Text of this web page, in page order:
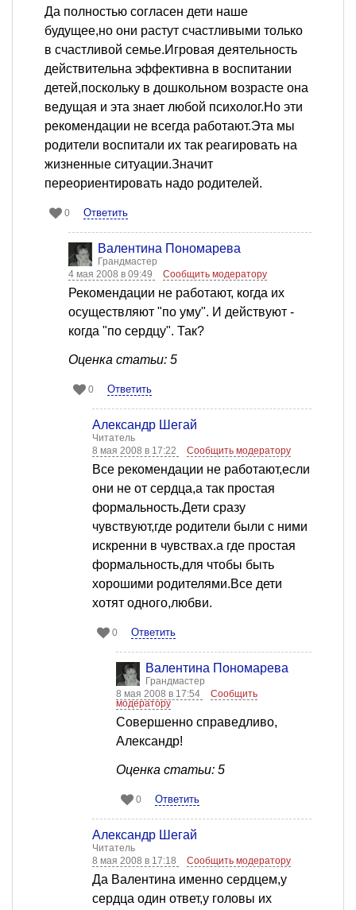
Да полностью согласен дети наше
будущее,но они растут счастливыми только
в счастливой семье.Игровая деятельность
действительна эффективна в воспитании
детей,поскольку в дошкольном возрасте она
ведущая и эта знает любой психолог.Но эти
рекомендации не всегда работают.Эта мы
родители воспитали их так реагировать на
жизненные ситуации.Значит
переориентировать надо родителей.
0 Ответить
Валентина Пономарева
Грандмастер
4 мая 2008 в 09:49
Сообщить модератору
Рекомендации не работают, когда их
осуществляют "по уму". И действуют -
когда "по сердцу". Так?
Оценка статьи: 5
0 Ответить
Александр Шегай
Читатель
8 мая 2008 в 17:22
Сообщить модератору
Все рекомендации не работают,если
они не от сердца,а так простая
формальность.Дети сразу
чувствуют,где родители были с ними
искренни в чувствах.а где простая
формальность,для чтобы быть
хорошими родителями.Все дети
хотят одного,любви.
0 Ответить
Валентина Пономарева
Грандмастер
8 мая 2008 в 17:54
Сообщить
модератору
Совершенно справедливо,
Александр!
Оценка статьи: 5
0 Ответить
Александр Шегай
Читатель
8 мая 2008 в 17:18
Сообщить модератору
Да Валентина именно сердцем,у
сердца один ответ,у головы их